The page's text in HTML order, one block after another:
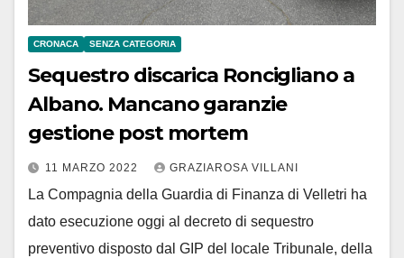
CRONACA SENZA CATEGORIA
Sequestro discarica Roncigliano a
Albano. Mancano garanzie
gestione post mortem
11 MARZO 2022 GRAZIAROSA VILLANI
La Compagnia della Guardia di Finanza di Velletri ha
dato esecuzione oggi al decreto di sequestro
preventivo disposto dal GIP del locale Tribunale, della